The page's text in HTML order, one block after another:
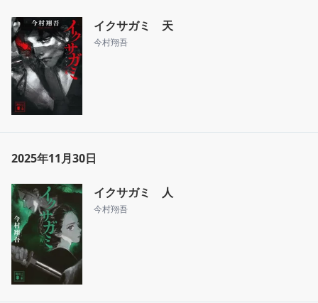
イクサガミ 天
今村翔吾
2025年11月30日
イクサガミ 人
今村翔吾